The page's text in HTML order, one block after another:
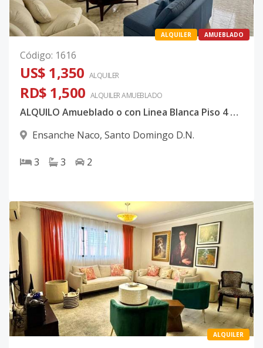
ALQUILER AMUEBLADO
Código: 1616
US$ 1,350 ALQUILER
RD$ 1,500 ALQUILERAMUEBLADO
ALQUILO Amueblado o con Linea Blanca Piso 4 de 3 Habitaciones En Naco CODIGO: PD482
Ensanche Naco, Santo Domingo D.N.
3 3 2
ALQUILER